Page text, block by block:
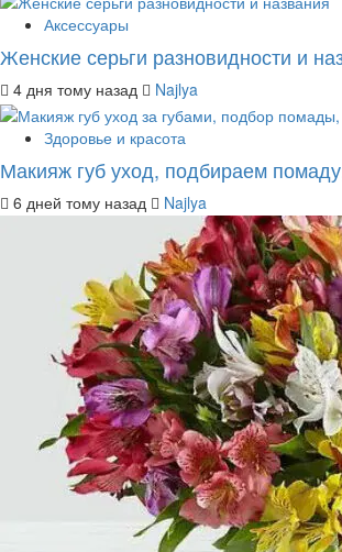
Аксессуары
Женские серьги разновидности и
4 дня тому назад Najlya
Здоровье и красота
Макияж губ уход, подбираем
6 дней тому назад Najlya